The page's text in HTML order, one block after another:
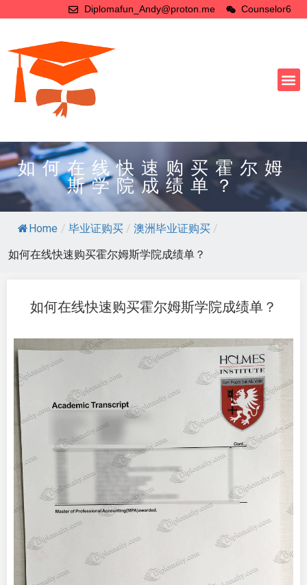
Diplomafun_Andy@proton.me Counselor6
如何在线快速购买霍尔姆
斯学院成绩单？
Home / 毕业证购买 / 澳洲毕业证购买 /
如何在线快速购买霍尔姆斯学院成绩单？
如何在线快速购买霍尔姆斯学院成绩单？